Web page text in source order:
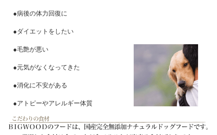
●病後の体力回復に
●ダイエットをしたい
●毛艶が悪い
●元気がなくなってきた
●消化に不安がある
●アトピーやアレルギー体質